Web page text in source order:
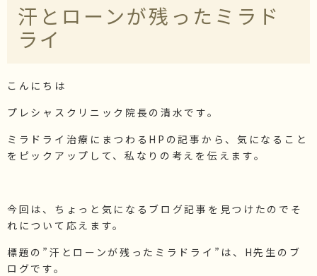
スレッドリフト
価格
ブログ・院長セレクト
院長ブログ
汗とローンが残ったミラド
ライ
こんにちは
プレシャスクリニック院長の清水です。
ミラドライ治療にまつわるHPの記事から、気になること
をピックアップして、私なりの考えを伝えます。
今回は、ちょっと気になるブログ記事を見つけたのでそ
れについて応えます。
標題の”汗とローンが残ったミラドライ”は、H先生のブ
ログです。